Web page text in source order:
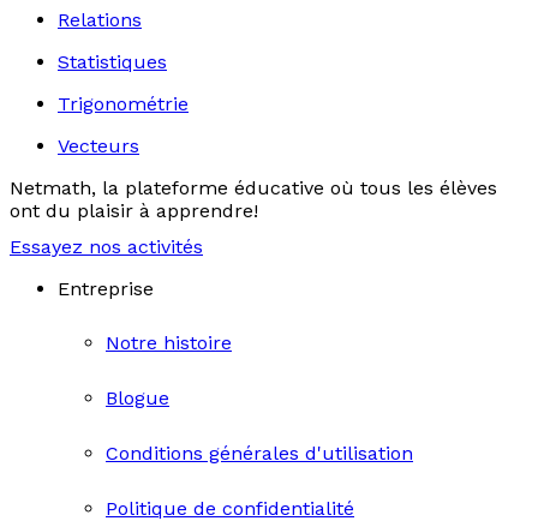
Relations
Statistiques
Trigonométrie
Vecteurs
Netmath, la plateforme éducative où tous les élèves
ont du plaisir à apprendre!
Essayez nos activités
Entreprise
Notre histoire
Blogue
Conditions générales d'utilisation
Politique de confidentialité